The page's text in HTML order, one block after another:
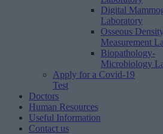
Digital
Laboratory
Osseous
Measurement
Biopathology-
Microbiology
Apply for a Covid-19
Test
Doctors
Human Resources
Useful Information
Contact us